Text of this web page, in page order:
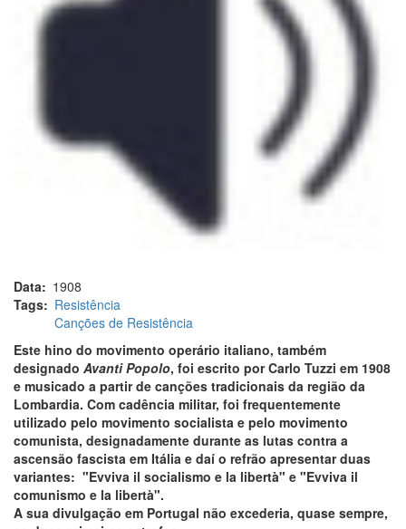
Data
1908
Tags
Resistência
Canções de Resistência
Este hino do movimento operário italiano, também
designado Avanti Popolo, foi escrito por Carlo Tuzzi em 1908
e musicado a partir de canções tradicionais da região da
Lombardia. Com cadência militar, foi frequentemente
utilizado pelo movimento socialista e pelo movimento
comunista, designadamente durante as lutas contra a
ascensão fascista em Itália e daí o refrão apresentar duas
variantes: "Evviva il socialismo e la libertà" e "Evviva il
comunismo e la libertà".
A sua divulgação em Portugal não excederia, quase sempre,